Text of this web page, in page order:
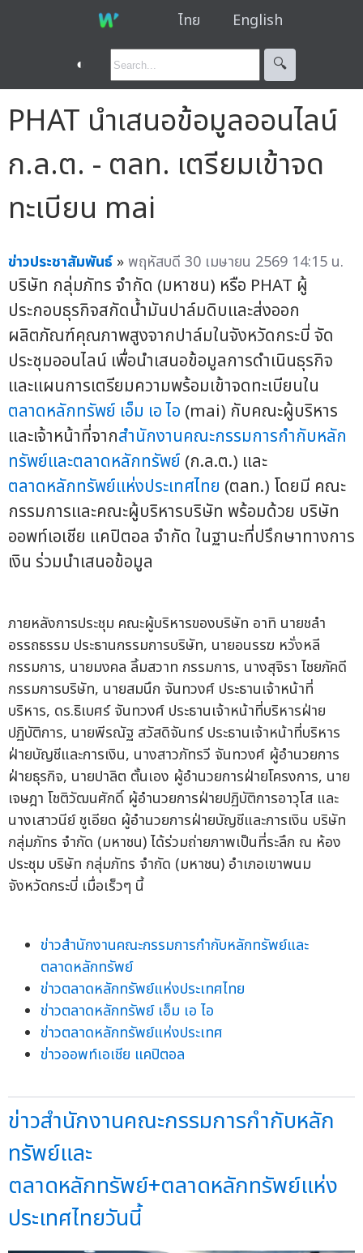
ไทย English
◐ 🔍︎
PHAT นำเสนอข้อมูลออนไลน์
ก.ล.ต. - ตลท. เตรียมเข้าจด
ทะเบียน mai
ข่าวประชาสัมพันธ์ »พฤหัสบดี 30 เมษายน 2569 14:15 น.
บริษัท กลุ่มภัทร จำกัด (มหาชน) หรือ PHAT ผู้
ประกอบธุรกิจสกัดน้ำมันปาล์มดิบและส่งออก
ผลิตภัณฑ์คุณภาพสูงจากปาล์มในจังหวัดกระบี่ จัด
ประชุมออนไลน์ เพื่อนำเสนอข้อมูลการดำเนินธุรกิจ
และแผนการเตรียมความพร้อมเข้าจดทะเบียนใน
ตลาดหลักทรัพย์ เอ็ม เอ ไอ (mai) กับคณะผู้บริหาร
และเจ้าหน้าที่จากสำนักงานคณะกรรมการกำกับหลัก
ทรัพย์และตลาดหลักทรัพย์ (ก.ล.ต.) และ
ตลาดหลักทรัพย์แห่งประเทศไทย (ตลท.) โดยมี คณะ
กรรมการและคณะผู้บริหารบริษัท พร้อมด้วย บริษัท
ออพท์เอเชีย แคปิตอล จำกัด ในฐานะที่ปรึกษาทางการ
เงิน ร่วมนำเสนอข้อมูล
ภายหลังการประชุม คณะผู้บริหารของบริษัท อาทิ นายชลำ
อรรถธรรม ประธานกรรมการบริษัท, นายอนรรฆ หวั่งหลี
กรรมการ, นายมงคล ลิ้มสวาท กรรมการ, นางสุจิรา ไชยภัคดี
กรรมการบริษัท, นายสมนึก จันทวงศ์ ประธานเจ้าหน้าที่
บริหาร, ดร.ธิเบศร์ จันทวงศ์ ประธานเจ้าหน้าที่บริหารฝ่าย
ปฏิบัติการ, นายพีรณัฐ สวัสดิจันทร์ ประธานเจ้าหน้าที่บริหาร
ฝ่ายบัญชีและการเงิน, นางสาวภัทรวี จันทวงศ์ ผู้อำนวยการ
ฝ่ายธุรกิจ, นายปาลิต ตั้นเอง ผู้อำนวยการฝ่ายโครงการ, นาย
เจษฎา โชติวัฒนศักดิ์ ผู้อำนวยการฝ่ายปฏิบัติการอาวุโส และ
นางเสาวนีย์ ชูเอียด ผู้อำนวยการฝ่ายบัญชีและการเงิน บริษัท
กลุ่มภัทร จำกัด (มหาชน) ได้ร่วมถ่ายภาพเป็นที่ระลึก ณ ห้อง
ประชุม บริษัท กลุ่มภัทร จำกัด (มหาชน) อำเภอเขาพนม
จังหวัดกระบี่ เมื่อเร็วๆ นี้
ข่าวสำนักงานคณะกรรมการกำกับหลักทรัพย์และ
ตลาดหลักทรัพย์
ข่าวตลาดหลักทรัพย์แห่งประเทศไทย
ข่าวตลาดหลักทรัพย์ เอ็ม เอ ไอ
ข่าวตลาดหลักทรัพย์แห่งประเทศ
ข่าวออพท์เอเชีย แคปิตอล
ข่าวสำนักงานคณะกรรมการกำกับหลัก
ทรัพย์และ
ตลาดหลักทรัพย์+ตลาดหลักทรัพย์แห่ง
ประเทศไทยวันนี้